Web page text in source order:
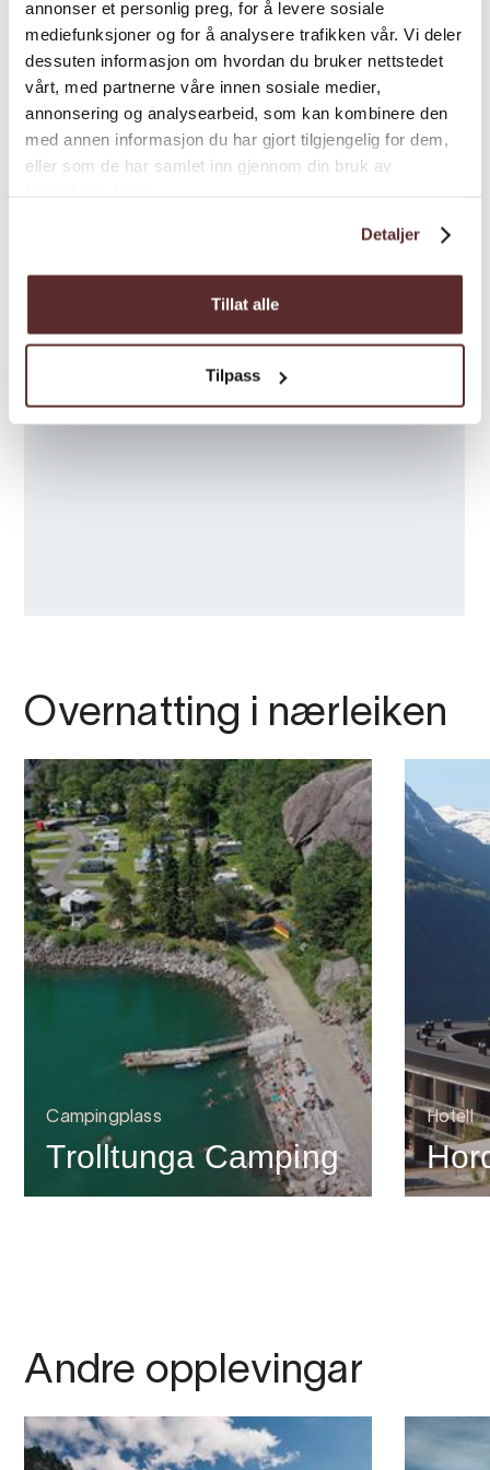
annonser et personlig preg, for å levere sosiale
mediefunksjoner og for å analysere trafikken vår. Vi deler
dessuten informasjon om hvordan du bruker nettstedet
vårt, med partnerne våre innen sosiale medier,
annonsering og analysearbeid, som kan kombinere den
med annen informasjon du har gjort tilgjengelig for dem,
eller som de har samlet inn gjennom din bruk av
Detaljer
Tillat alle
Tilpass
Kart
Overnatting i nærleiken
Campingplass
Trolltunga Camping
Hotell
Andre opplevingar